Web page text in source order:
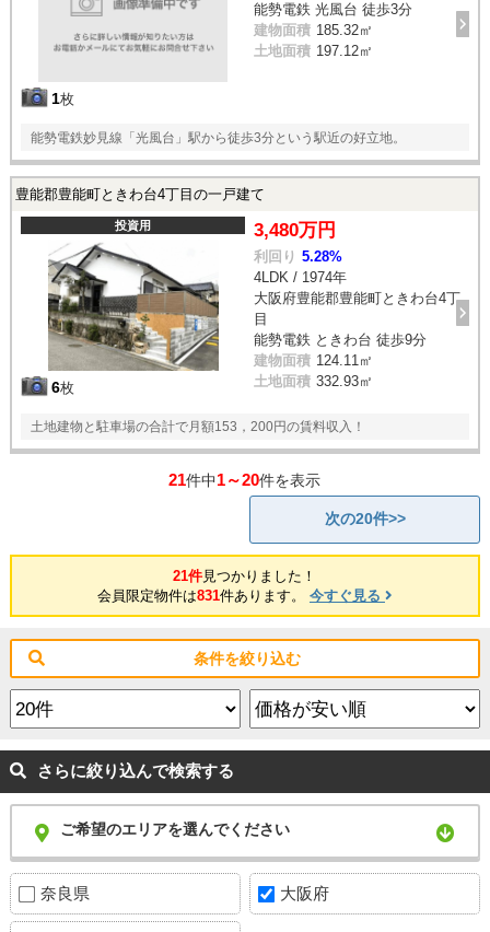
1枚
能勢電鉄 光風台 徒歩3分
建物面積 185.32㎡
土地面積 197.12㎡
能勢電鉄妙見線「光風台」駅から徒歩3分という駅近の好立地。
豊能郡豊能町ときわ台4丁目の一戸建て
投資用
6枚
3,480万円
利回り 5.28%
4LDK / 1974年
大阪府豊能郡豊能町ときわ台4丁
目
能勢電鉄 ときわ台 徒歩9分
建物面積 124.11㎡
土地面積 332.93㎡
土地建物と駐車場の合計で月額153，200円の賃料収入！
21件中1～20件を表示
次の20件>>
21件見つかりました！
会員限定物件は831件あります。 今すぐ見る
条件を絞り込む
さらに絞り込んで検索する
ご希望のエリアを選んでください
奈良県 大阪府